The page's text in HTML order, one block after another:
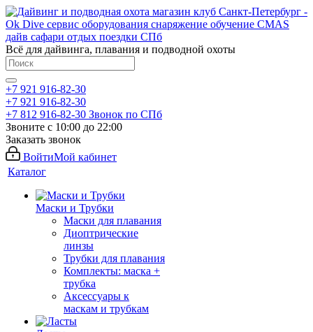
Всё для дайвинга, плавания и подводной охоты
+7 921 916-82-30
+7 921 916-82-30
+7 812 916-82-30 Звонок по СПб
Звоните с 10:00 до 22:00
Заказать звонок
ВойтиМой кабинет
Каталог
Маски и Трубки
Маски для плавания
Диоптрические
линзы
Трубки для плавания
Комплекты: маска +
трубка
Аксессуары к
маскам и трубкам